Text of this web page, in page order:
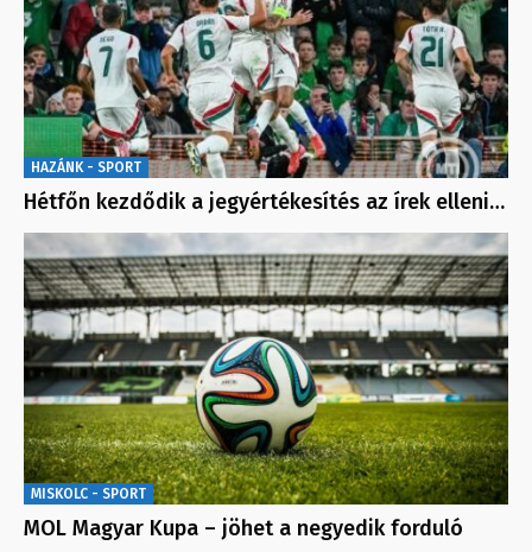
HAZÁNK - SPORT
Hétfőn kezdődik a jegyértékesítés az írek elleni…
MISKOLC - SPORT
MOL Magyar Kupa – jöhet a negyedik forduló